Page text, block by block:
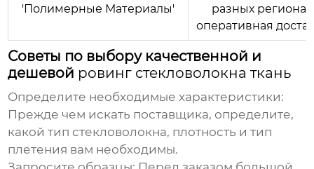
'Полимерные Материалы'
разных регионах,
оперативная
Советы по выбору качественной и
дешевой ровинг стекловолокна ткань
Определите необходимые характеристики:
Прежде чем искать поставщика, определите,
какой тип стекловолокна, плотность и тип
плетения вам необходимы.